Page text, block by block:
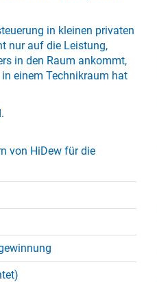
in kleinen privaten
nur auf die Leistung,
in den Raum ankommt,
einem Technikraum hat
von HiDew für die